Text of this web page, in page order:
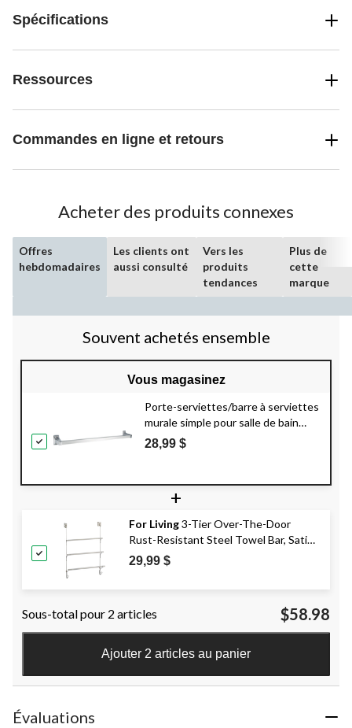
Spécifications
Ressources
Commandes en ligne et retours
Acheter des produits connexes
Offres
hebdomadaires
Les clients ont
aussi consulté
Vers les
produits
tendances
Plus de
cette
marque
Souvent achetés ensemble
Vous magasinez
Porte-serviettes/barre à serviettes
murale simple pour salle de bain
Peerless
28,99 $
+
For Living3-Tier Over-The-Door
Rust-Resistant Steel Towel Bar, Satin
Nickel, 17.5-in
29,99 $
Sous-total pour 2 articles $58.98
Ajouter 2 articles au panier
Évaluations